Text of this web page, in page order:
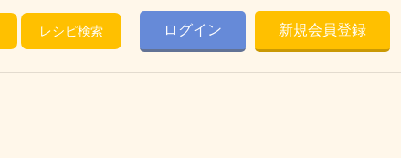
レシピ検索 ログイン 新規会員登録